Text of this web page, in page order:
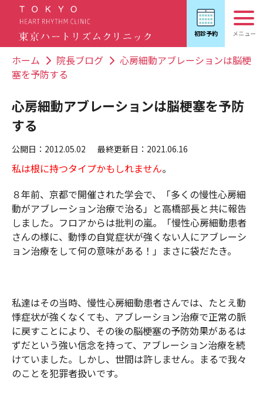
ホーム 院長ブログ
心房細動アブレーションは脳梗
塞を予防する
心房細動アブレーションは脳梗塞を予防
する
公開日：2012.05.02 最終更新日：2021.06.16
私は根に持つタイプかもしれません。
８年前、京都で開催された学会で、「多くの慢性心房細
動がアブレーション治療で治る」と高橋部長と共に報告
しました。フロアからは批判の嵐。「慢性心房細動患者
さんの様に、動悸の自覚症状が強くない人にアブレーシ
ョン治療をして何の意味がある！」まさに袋だたき。
私達はその当時、慢性心房細動患者さんでは、たとえ動
悸症状が強くなくても、アブレーション治療で正常の脈
に戻すことにより、その後の脳梗塞の予防効果があるは
ずだという強い信念を持って、アブレーション治療を続
けていました。しかし、世間は許しません。まるで我々
のことを犯罪者扱いです。